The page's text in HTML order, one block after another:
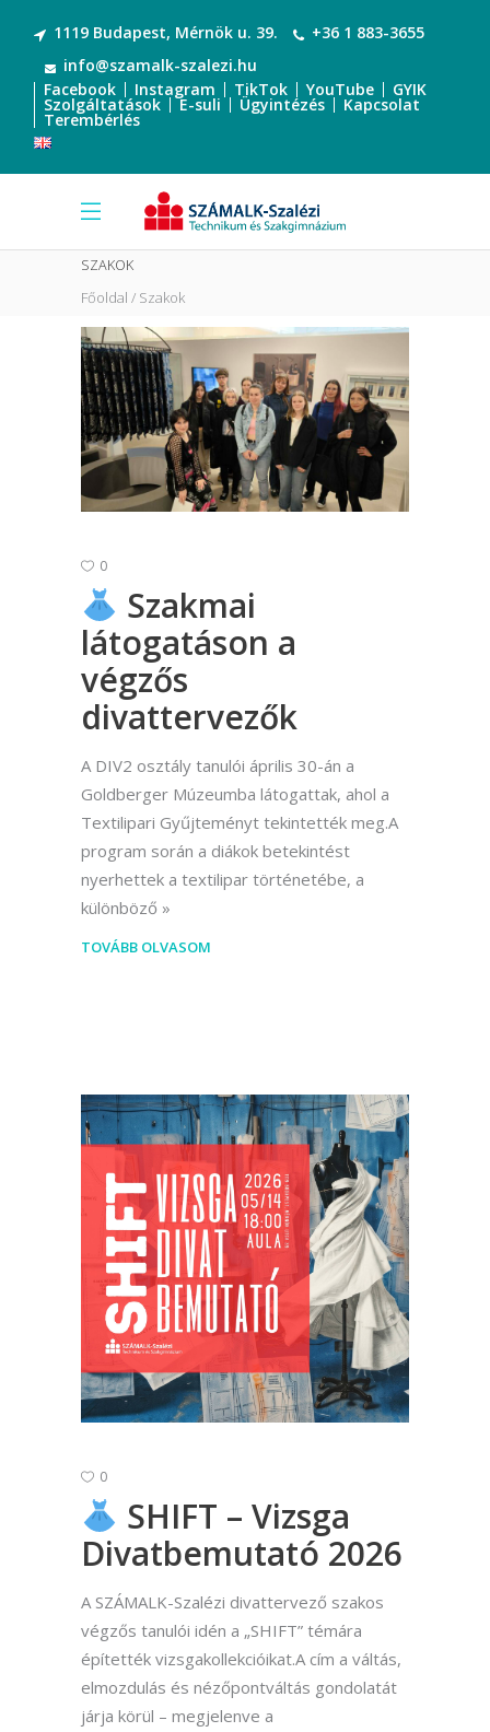
1119 Budapest, Mérnök u. 39.
+36 1 883-3655
info@szamalk-szalezi.hu
Facebook
Instagram TikTok YouTube GYIK
Szolgáltatások E-suli Ügyintézés Kapcsolat
Terembérlés
SZAKOK
Főoldal Szakok
0
Szakmai
látogatáson a
végzős
divattervezők
A DIV2 osztály tanulói április 30-án a
Goldberger Múzeumba látogattak, ahol a
Textilipari Gyűjteményt tekintették meg.A
program során a diákok betekintést
nyerhettek a textilipar történetébe, a
különböző
TOVÁBB OLVASOM
0
SHIFT – Vizsga
Divatbemutató 2026
A SZÁMALK-Szalézi divattervező szakos
végzős tanulói idén a „SHIFT” témára
építették vizsgakollekcióikat.A cím a váltás,
elmozdulás és nézőpontváltás gondolatát
járja körül – megjelenve a